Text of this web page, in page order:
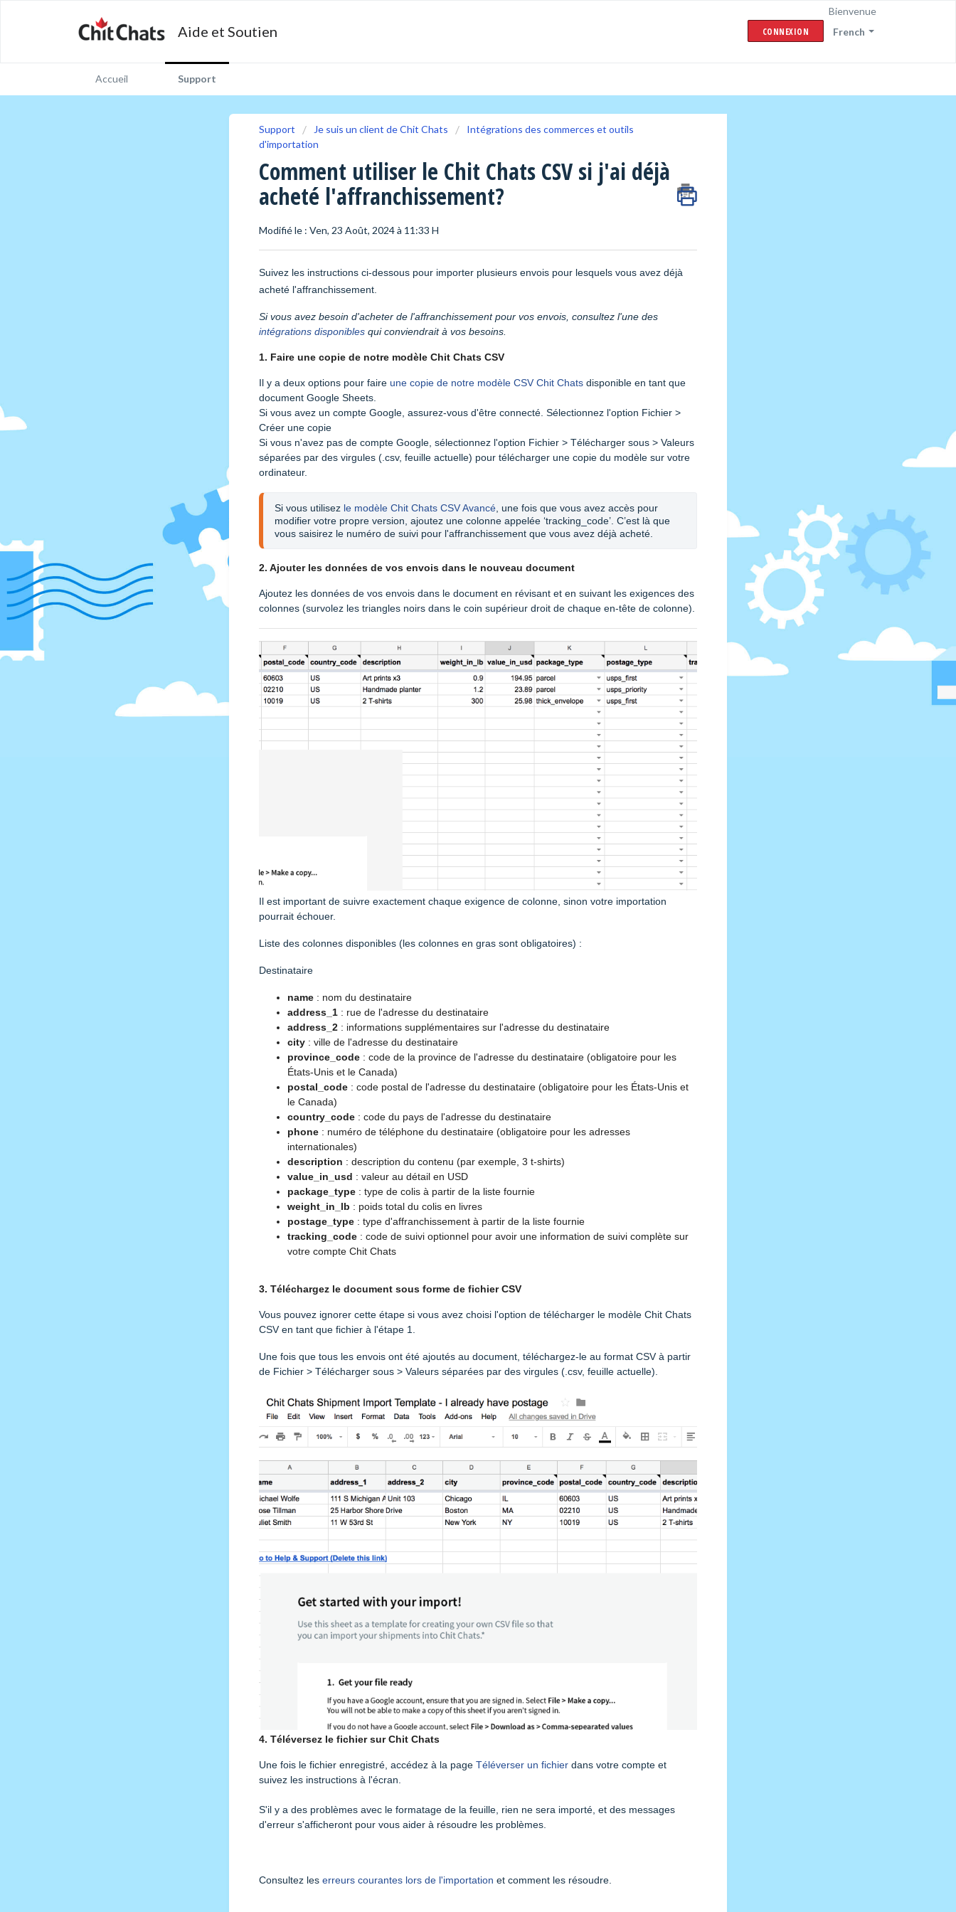
Aide et Soutien French
Bienvenue
CONNEXION
Accueil Support
Support Je suis un client de Chit Chats
Intégrations des commerces et outils
d'importation
Comment utiliser le Chit Chats CSV si j'ai déjà
acheté l'affranchissement?
Modifié le : Ven, 23 Août, 2024 à 11:33 H
Suivez les instructions ci-dessous pour importer plusieurs envois pour lesquels vous avez déjà
acheté l'affranchissement.
Si vous avez besoin d'acheter de l'affranchissement pour vos envois, consultez l'une des
intégrations disponibles qui conviendrait à vos besoins.
1. Faire une copie de notre modèle Chit Chats CSV
Il y a deux options pour faire une copie de notre modèle CSV Chit Chats disponible en tant que
document Google Sheets.
Si vous avez un compte Google, assurez-vous d'être connecté. Sélectionnez l'option Fichier >
Créer une copie
Si vous n'avez pas de compte Google, sélectionnez l'option Fichier > Télécharger sous > Valeurs
séparées par des virgules (.csv, feuille actuelle) pour télécharger une copie du modèle sur votre
ordinateur.
Si vous utilisez le modèle Chit Chats CSV Avancé , une fois que vous avez accès pour
modifier votre propre version, ajoutez une colonne appelée ‘tracking_code’. C’est là que
vous saisirez le numéro de suivi pour l'affranchissement que vous avez déjà acheté.
2. Ajouter les données de vos envois dans le nouveau document
Ajoutez les données de vos envois dans le document en révisant et en suivant les exigences des
colonnes (survolez les triangles noirs dans le coin supérieur droit de chaque en-tête de colonne).
Il est important de suivre exactement chaque exigence de colonne, sinon votre importation
pourrait échouer.
Liste des colonnes disponibles (les colonnes en gras sont obligatoires) :
Destinataire
name : nom du destinataire
address_1 : rue de l'adresse du destinataire
address_2 : informations supplémentaires sur l'adresse du destinataire
city : ville de l'adresse du destinataire
province_code : code de la province de l'adresse du destinataire (obligatoire pour les
États-Unis et le Canada)
postal_code : code postal de l'adresse du destinataire (obligatoire pour les États-Unis et
le Canada)
country_code : code du pays de l'adresse du destinataire
phone : numéro de téléphone du destinataire (obligatoire pour les adresses
internationales)
description : description du contenu (par exemple, 3 t-shirts)
value_in_usd : valeur au détail en USD
package_type : type de colis à partir de la liste fournie
weight_in_lb : poids total du colis en livres
postage_type : type d'affranchissement à partir de la liste fournie
tracking_code : code de suivi optionnel pour avoir une information de suivi complète sur
votre compte Chit Chats
3. Téléchargez le document sous forme de fichier CSV
Vous pouvez ignorer cette étape si vous avez choisi l'option de télécharger le modèle Chit Chats
CSV en tant que fichier à l'étape 1.
Une fois que tous les envois ont été ajoutés au document, téléchargez-le au format CSV à partir
de Fichier > Télécharger sous > Valeurs séparées par des virgules (.csv, feuille actuelle).
4. Téléversez le fichier sur Chit Chats
Une fois le fichier enregistré, accédez à la page Téléverser un fichier dans votre compte et
suivez les instructions à l'écran.
S'il y a des problèmes avec le formatage de la feuille, rien ne sera importé, et des messages
d'erreur s'afficheront pour vous aider à résoudre les problèmes.
Consultez les erreurs courantes lors de l'importation et comment les résoudre.